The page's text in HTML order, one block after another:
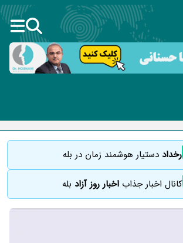
رخداددستیار هوشمند زمان در بله
کانال اخبار جذاباخبار روز آزاد بله